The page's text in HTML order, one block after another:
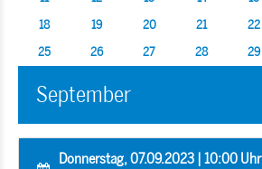
18
19 20 21 22
25
26 27 28 29
September
Donnerstag, 07.09.2023 | 10:00 Uhr